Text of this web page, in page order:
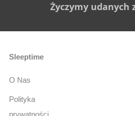
Życzymy udanych
Sleeptime
O Nas
Polityka